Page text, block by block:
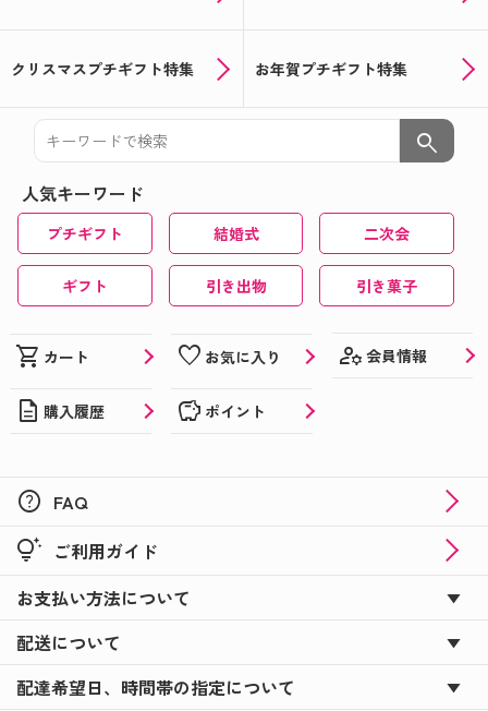
クリスマスプチギフト特集 お年賀プチギフト特集
search
人気キーワード
プチギフト 結婚式 二次会
ギフト 引き出物 引き菓子
shopping_cart カート favorite お気に入り manage_accounts 会員情報
description 購入履歴 savings ポイント
help FAQ
tips_and_updates ご利用ガイド
お支払い方法について
配送について
配達希望日、時間帯の指定について